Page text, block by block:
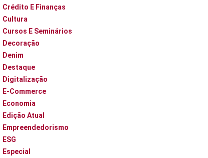
Crédito E Finanças
Cultura
Cursos E Seminários
Decoração
Denim
Destaque
Digitalização
E-Commerce
Economia
Edição Atual
Empreendedorismo
ESG
Especial